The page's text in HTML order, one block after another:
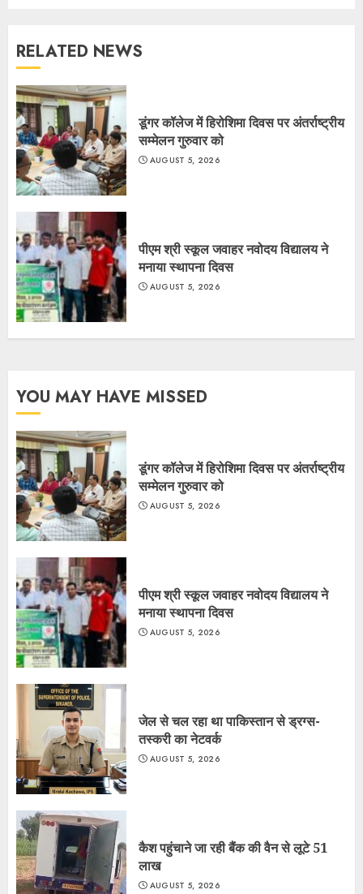
RELATED NEWS
डूंगर कॉलेज में हिरोशिमा दिवस पर अंतर्राष्ट्रीय
सम्मेलन गुरुवार को
AUGUST 5, 2026
पीएम श्री स्कूल जवाहर नवोदय विद्यालय ने
मनाया स्थापना दिवस
AUGUST 5, 2026
YOU MAY HAVE MISSED
डूंगर कॉलेज में हिरोशिमा दिवस पर अंतर्राष्ट्रीय
सम्मेलन गुरुवार को
AUGUST 5, 2026
पीएम श्री स्कूल जवाहर नवोदय विद्यालय ने
मनाया स्थापना दिवस
AUGUST 5, 2026
जेल से चल रहा था पाकिस्तान से ड्रग्स-
तस्करी का नेटवर्क
AUGUST 5, 2026
कैश पहुंचाने जा रही बैंक की वैन से लूटे 51
लाख
AUGUST 5, 2026